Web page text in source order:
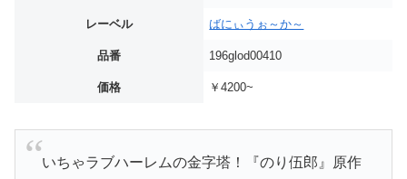
レーベル ばにぃうぉ～か～
品番 196glod00410
価格 ￥4200~
いちゃラブハーレムの金字塔！『のり伍郎』原作